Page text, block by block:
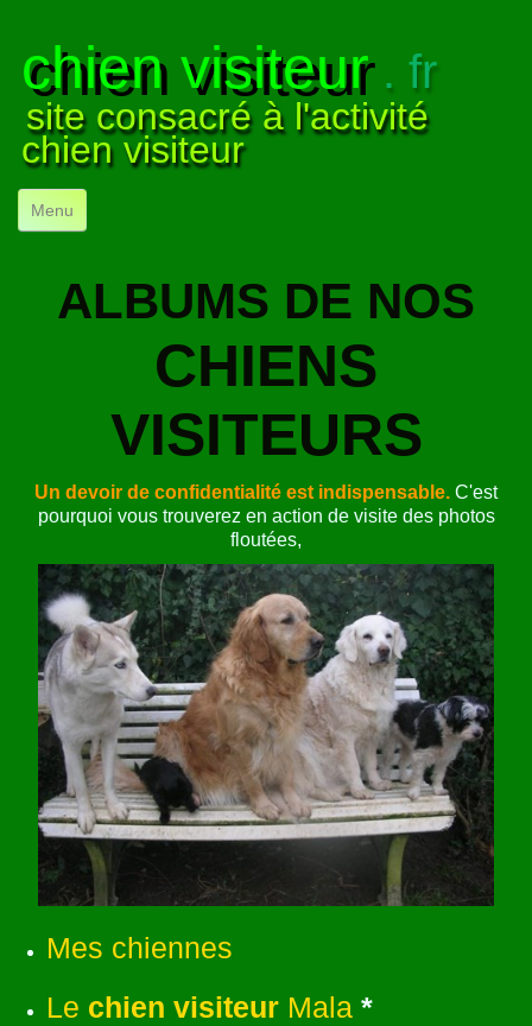
chien visiteur. fr
site consacré à l'activité
chien visiteur
Menu
NOS VISITES
COMPRENDRE LE CHIEN▼
VISUELS ▼
ANNUAIRE
CONTACT
ALBUMS DE NOS
CHIENS
VISITEURS
Un devoir de confidentialité est indispensable. C'est
pourquoi vous trouverez en action de visite des photos
floutées,
Mes chiennes
Le chien visiteur Mala *